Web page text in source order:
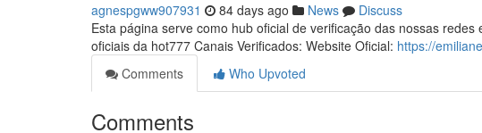
agnespgww907931 84 days ago News
Discuss
Esta página serve como hub oficial de verificação das nossas
oficiais da hot777 Canais Verificados: Website Oficial: https://
Comments
Who Upvoted
Comments